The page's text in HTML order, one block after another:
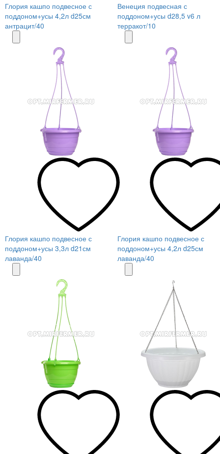
Глория кашпо подвесное с
поддоном+усы 4,2л d25см
антрацит/40
Венеция подвесная с
поддоном+усы d28,5 v6 л
терракот/10
Глория кашпо подвесное с
поддоном+усы 3,3л d21см
лаванда/40
Глория кашпо подвесное с
поддоном+усы 4,2л d25см
лаванда/40